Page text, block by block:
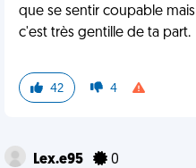
que se sentir coupable
c'est très gentille de ta part.
42 4
Lex.e95 0